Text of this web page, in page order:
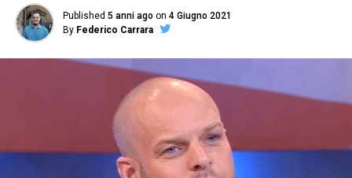
Published 5 anni ago on 4 Giugno 2021
By Federico Carrara